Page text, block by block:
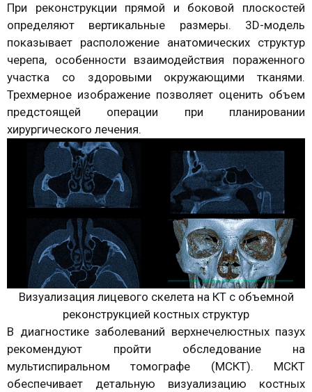
При реконструкции прямой и боковой плоскостей
определяют вертикальные размеры. 3D-модель
показывает расположение анатомических структур
черепа, особенности взаимодействия пораженного
участка со здоровыми окружающими тканями.
Трехмерное изображение позволяет оценить объем
предстоящей операции при планировании
хирургического лечения.
Визуализация лицевого скелета на КТ с объемной
реконструкцией костных структур
В диагностике заболеваний верхнечелюстных пазух
рекомендуют пройти обследование на
мультиспиральном томографе (МСКТ). МСКТ
обеспечивает детальную визуализацию костных